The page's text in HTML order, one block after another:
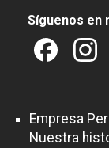
Síguenos en
Empresa
Nuestra